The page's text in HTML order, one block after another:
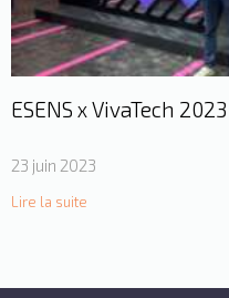
ESENS x VivaTech 2023
23 juin 2023
Lire la suite